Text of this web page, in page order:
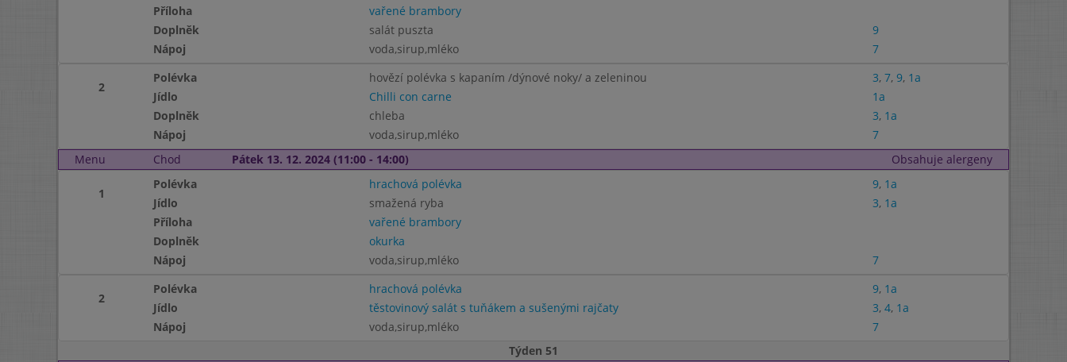
Příloha
vařené brambory
Doplněk
salát puszta
9
Nápoj
voda,sirup,mléko 7
2
Polévka hovězí polévka s kapaním /dýnové noky/ a zeleninou 3, 7, 9, 1a
Jídlo
Chilli con carne
1a
Doplněk
chleba 3, 1a
Nápoj
voda,sirup,mléko
7
Menu
Chod Pátek 13. 12. 2024 (11:00 - 14:00) Obsahuje alergeny
1
Polévka hrachová polévka 9, 1a
Jídlo
smažená ryba 3, 1a
Příloha
vařené brambory
Doplněk
okurka
Nápoj
voda,sirup,mléko 7
2
Polévka hrachová polévka 9, 1a
Jídlo
těstovinový salát s tuňákem a sušenými rajčaty 3, 4, 1a
Nápoj
voda,sirup,mléko
7
Týden 51